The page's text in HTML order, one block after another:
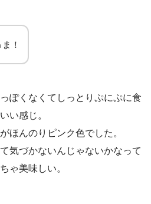
！
ぽくなくてしっとりぷにぷに食
い感じ。
ほんのりピンク色でした。
気づかないんじゃないかなって
ゃ美味しい。